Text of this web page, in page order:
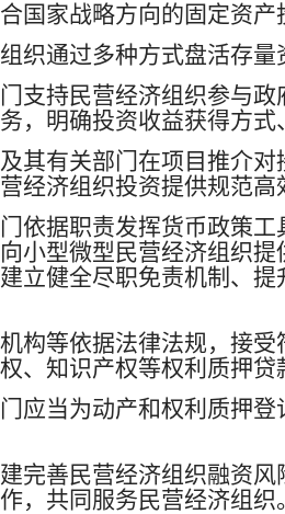
国家战略方向的固定资产
通过多种方式盘活存量
支持民营经济组织参与
，明确投资收益获得方式
其有关部门在项目推介
经济组织投资提供规范高
据职责发挥货币政策工
小型微型民营经济组织
立健全尽职免责机制、
构等依据法律法规，接受
、知识产权等权利质押贷
应当为动产和权利质押
完善民营经济组织融资风
，共同服务民营经济组织。